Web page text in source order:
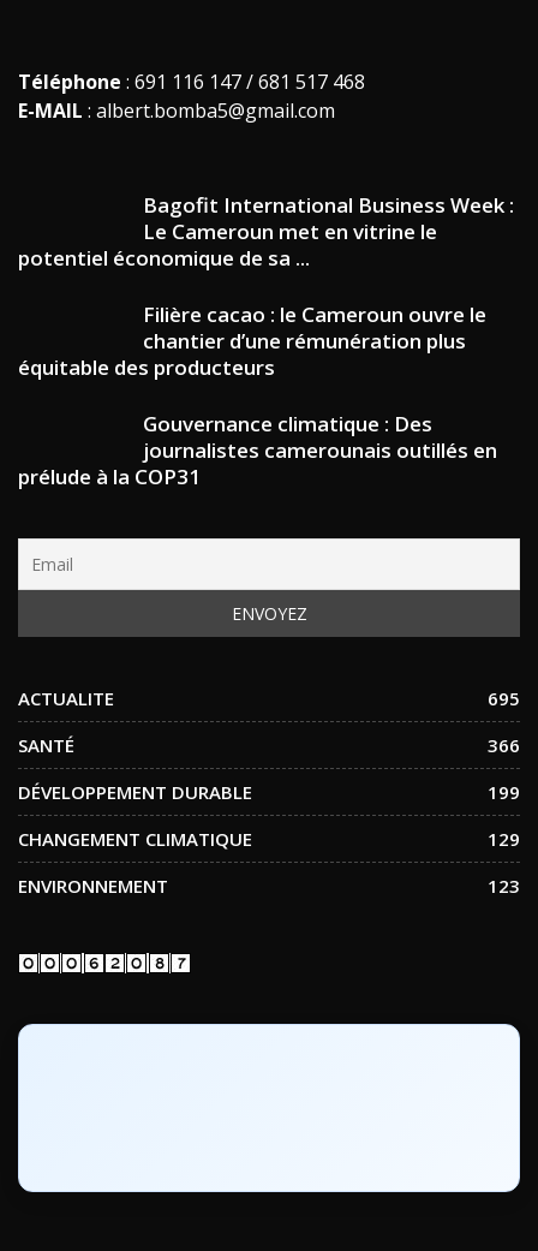
Téléphone : 691 116 147 / 681 517 468
E-MAIL : albert.bomba5@gmail.com
Bagofit International Business Week :
Le Cameroun met en vitrine le
potentiel économique de sa ...
Filière cacao : le Cameroun ouvre le
chantier d’une rémunération plus
équitable des producteurs
Gouvernance climatique : Des
journalistes camerounais outillés en
prélude à la COP31
ACTUALITE
695
SANTÉ
366
DÉVELOPPEMENT DURABLE
199
CHANGEMENT CLIMATIQUE
129
ENVIRONNEMENT
123